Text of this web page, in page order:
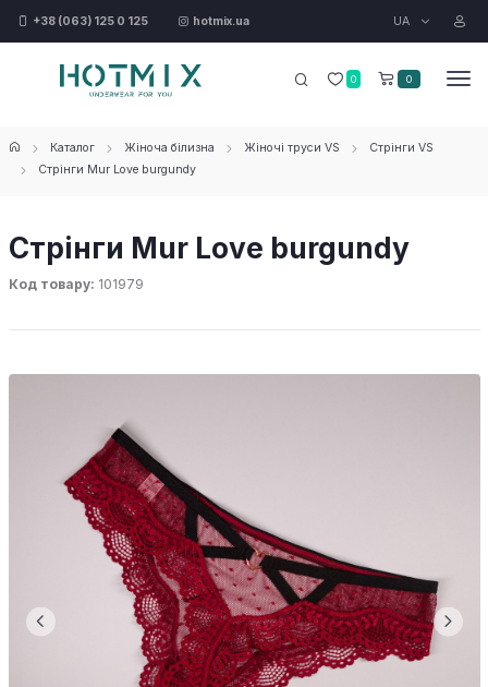
+38 (063) 125 0 125 hotmix.ua UA
0 0
Каталог Жіноча білизна Жіночі труси VS
Стрінги VS
Стрінги Mur Love burgundy
Стрінги Mur Love burgundy
Код товару: 101979